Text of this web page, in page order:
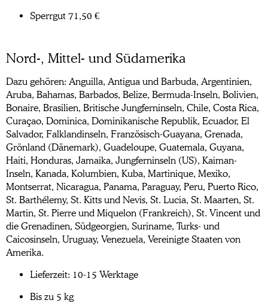
Sperrgut 71,50 €
Nord-, Mittel- und Südamerika
Dazu gehören: Anguilla, Antigua und Barbuda, Argentinien,
Aruba, Bahamas, Barbados, Belize, Bermuda-Inseln, Bolivien,
Bonaire, Brasilien, Britische Jungferninseln, Chile, Costa Rica,
Curaçao, Dominica, Dominikanische Republik, Ecuador, El
Salvador, Falklandinseln, Französisch-Guayana, Grenada,
Grönland (Dänemark), Guadeloupe, Guatemala, Guyana,
Haiti, Honduras, Jamaika, Jungferninseln (US), Kaiman-
Inseln, Kanada, Kolumbien, Kuba, Martinique, Mexiko,
Montserrat, Nicaragua, Panama, Paraguay, Peru, Puerto Rico,
St. Barthélemy, St. Kitts und Nevis, St. Lucia, St. Maarten, St.
Martin, St. Pierre und Miquelon (Frankreich), St. Vincent und
die Grenadinen, Südgeorgien, Suriname, Turks- und
Caicosinseln, Uruguay, Venezuela, Vereinigte Staaten von
Amerika.
Lieferzeit: 10-15 Werktage
Bis zu 5 kg